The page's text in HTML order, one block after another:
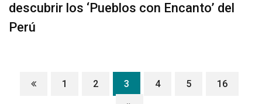
descubrir los ‘Pueblos con Encanto’ del
Perú
1 2 3 4 5 16